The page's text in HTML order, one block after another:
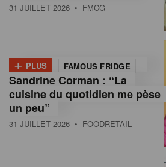
o
m
a
31 JUILLET 2026 • FMCG
+ PLUS FAMOUS FRIDGE
Sandrine Corman : “La
cuisine du quotidien me pèse
un peu”
31 JUILLET 2026 • FOODRETAIL